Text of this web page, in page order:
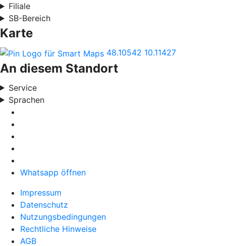
Filiale
SB-Bereich
Karte
48.10542 10.11427
An diesem Standort
Service
Sprachen
Whatsapp öffnen
Impressum
Datenschutz
Nutzungsbedingungen
Rechtliche Hinweise
AGB